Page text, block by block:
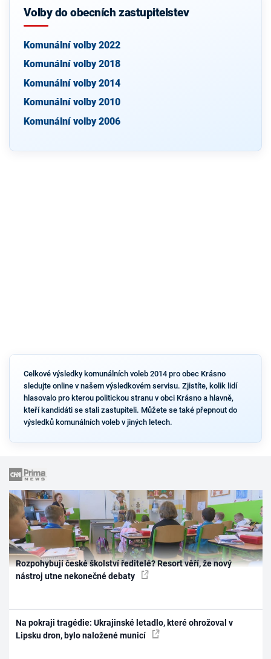
Volby do obecních zastupitelstev
Komunální volby 2022
Komunální volby 2018
Komunální volby 2014
Komunální volby 2010
Komunální volby 2006
Celkové výsledky komunálních voleb 2014 pro obec Krásno
sledujte online v našem výsledkovém servisu. Zjistíte, kolik lidí
hlasovalo pro kterou politickou stranu v obci Krásno a hlavně,
kteří kandidáti se stali zastupiteli. Můžete se také přepnout do
výsledků komunálních voleb v jiných letech.
Rozpohybují české školství ředitelé? Resort věří, že nový
nástroj utne nekonečné debaty
Na pokraji tragédie: Ukrajinské letadlo, které ohrožoval v
Lipsku dron, bylo naložené municí